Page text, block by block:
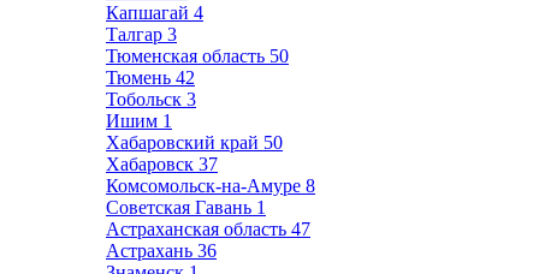
Капшагай 4
Талгар 3
Тюменская область 50
Тюмень 42
Тобольск 3
Ишим 1
Хабаровский край 50
Хабаровск 37
Комсомольск-на-Амуре 8
Советская Гавань 1
Астраханская область 47
Астрахань 36